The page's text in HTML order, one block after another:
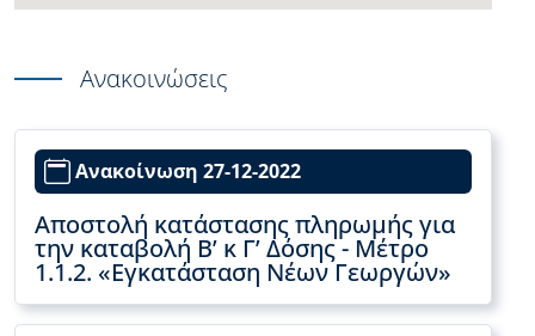
Ανακοινώσεις
Ανακοίνωση 27-12-2022
Αποστολή κατάστασης πληρωμής για
την καταβολή Β’ κ Γ’ Δόσης - Μέτρο
1.1.2. «Εγκατάσταση Νέων Γεωργών»